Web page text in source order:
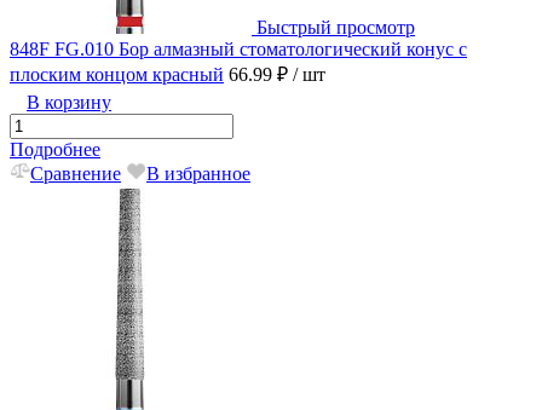
Быстрый просмотр
848F FG.010 Бор алмазный стоматологический конус с
плоским концом красный 66.99 ₽ / шт
В корзину
Подробнее
Сравнение
В избранное